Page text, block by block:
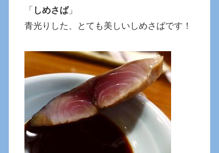
「 しめさば」
青光りした、とても美しいしめさばです！